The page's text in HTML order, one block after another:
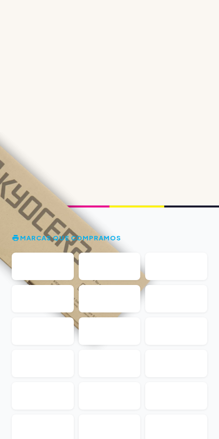
MARCAS QUE COMPRAMOS